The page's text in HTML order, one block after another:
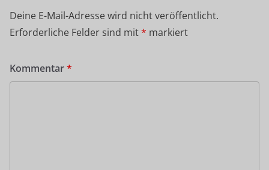
Deine E-Mail-Adresse wird nicht veröffentlicht.
Erforderliche Felder sind mit* markiert
Kommentar*